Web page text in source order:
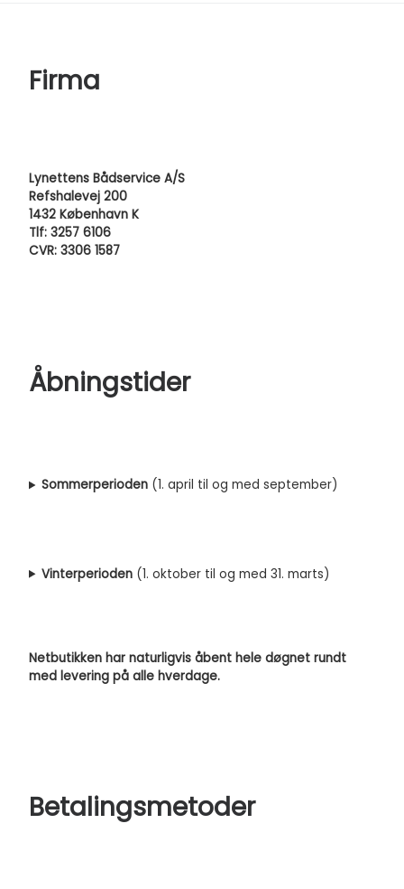
Firma
Lynettens Bådservice A/S
Refshalevej 200
1432 København K
Tlf: 3257 6106
CVR: 3306 1587
Åbningstider
Sommerperioden (1. april til og med september)
Vinterperioden (1. oktober til og med 31. marts)
Netbutikken har naturligvis åbent hele døgnet rundt
med levering på alle hverdage.
Betalingsmetoder